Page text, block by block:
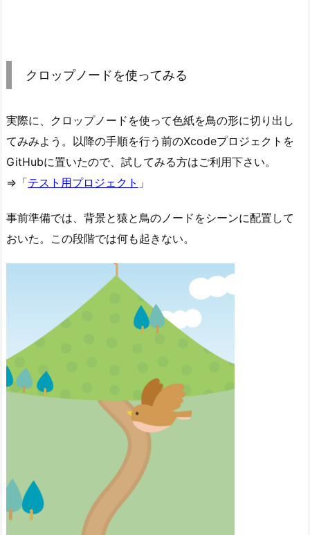
クロップノードを使ってみる
実際に、クロップノードを使って色紙を鳥の形に切り出し
てみみよう。以降の手順を行う前のXcodeプロジェクトを
GitHubに置いたので、試してみる方はご利用下さい。
⇒「テスト用プロジェクト 」
事前準備では、背景と猿と鳥のノードをシーンに配置して
おいた。この段階では何も起きない。